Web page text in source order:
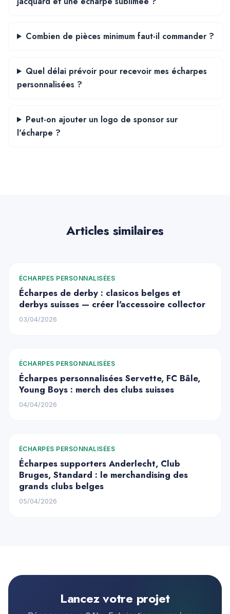
Combien de pièces minimum faut-il commander ?
Quel délai prévoir pour recevoir mes écharpes
personnalisées ?
Peut-on ajouter un logo de sponsor sur
l'écharpe ?
Articles similaires
ÉCHARPES PERSONNALISÉES
Écharpes de derby : clasicos belges et
derbys suisses — créer l'accessoire collector
03/04/2026
ÉCHARPES PERSONNALISÉES
Écharpes personnalisées Servette, FC Bâle,
Young Boys : merch des clubs suisses
04/04/2026
ÉCHARPES PERSONNALISÉES
Écharpes supporters Anderlecht, Club
Bruges, Standard : le merchandising des
grands clubs belges
05/04/2026
Lancez votre projet